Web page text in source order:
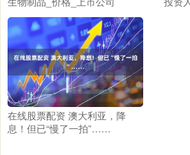
在线股票配资 澳大利亚，降
息！但已“慢了一拍”……